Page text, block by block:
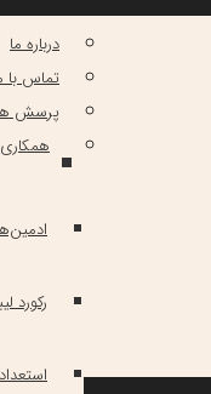
درباره ما
تماس با
پرسش
همکاری
رکورد